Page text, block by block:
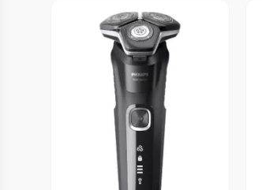
Vista Previa